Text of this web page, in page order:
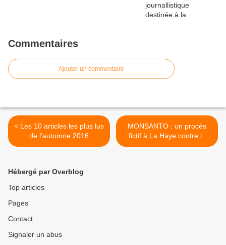
Commentaires
Ajouter un commentaire
< Les 10 articles les plus lus
de l'automne 2016
MONSANTO : un procès
fictif à La Haye contre la
multinationale. Chef
Hébergé par Overblog
Top articles
Pages
Contact
Signaler un abus